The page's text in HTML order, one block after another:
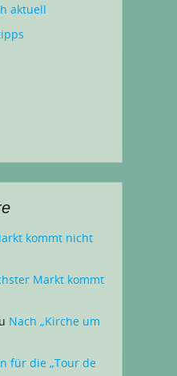
aktuell
kommt nicht
Markt kommt
Nach „Kirche um
für die „Tour de